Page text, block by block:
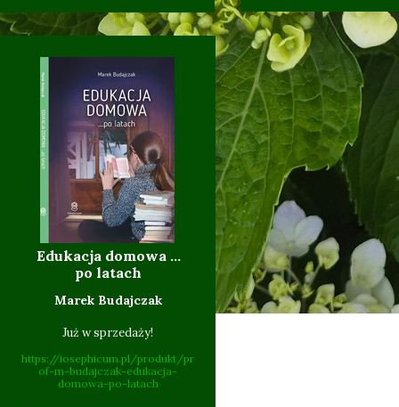
10.10.2017 r.
Już w sprzedaży!
https://iosephicum.pl/produkt/pr
of-m-budajczak-edukacja-
domowa-po-latach
Marek Budajczak
Edukacja domowa ...
po latach